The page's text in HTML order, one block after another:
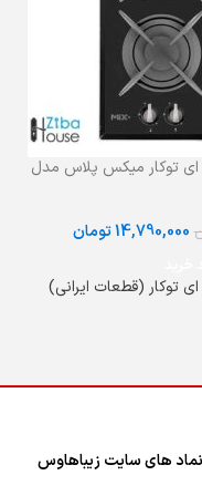
ای توکار میکس پلاس مدل
14,790,000تومان
توکار (قطعات ایرانی)
توان حرارتی سرشعله در
های سایت زیباهاوس